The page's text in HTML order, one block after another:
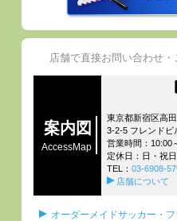
店舗で直接お問い合わせ・
案内図
AccessMap
東京都新宿区高
3-2-5 フレンドビ
営業時間：10:00
定休日：日・祝日
TEL： 03-6908-
店舗について
オーダーメイドサッカー・